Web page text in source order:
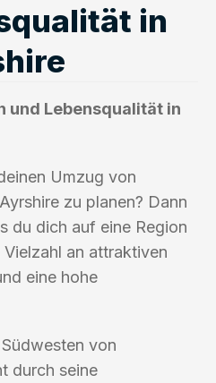
in
und Lebensqualität in
Umzug von
zu planen? Dann
du dich auf eine Region
an attraktiven
eine hohe
von
durch seine